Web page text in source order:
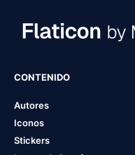
CONTENIDO
Autores
Iconos
Stickers